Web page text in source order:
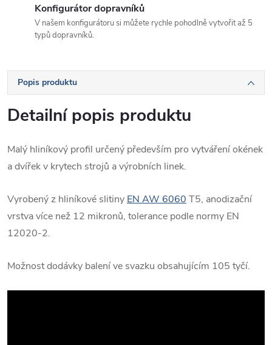
Konfigurátor dopravníků
V našem konfigurátoru si můžete rychle pohodlně vytvořit až 5
typů dopravníků.
Popis produktu
Detailní popis produktu
Malý hliníkový profil určený především pro vytváření okének
a dvířek v krytech strojů a výrobních linek.
Vyrobený z hliníkové slitiny EN AW 6060 T5, anodizační
vrstva více než 12 mikronů, tolerance podle normy EN
12020-2.
Možnost dodávky balení ve svazku obsahujícím 105 tyčí.